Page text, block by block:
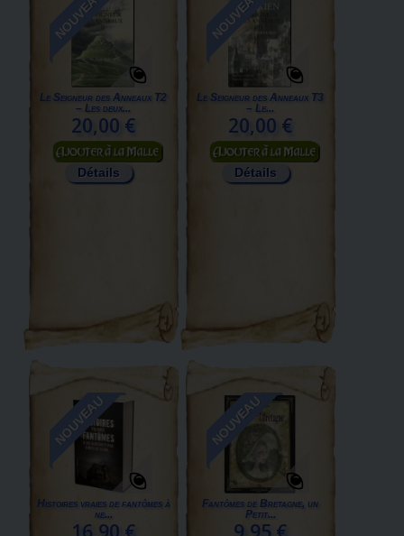
NOUVEAU
Le Seigneur des Anneaux T2
– Les deux...
20,00 €
Ajouter au panier
Détails
NOUVEAU
Le Seigneur des Anneaux T3
– Le...
20,00 €
Ajouter au panier
Détails
NOUVEAU
Histoires vraies de fantômes à
ne...
NOUVEAU
Fantômes de Bretagne, un
Petit...